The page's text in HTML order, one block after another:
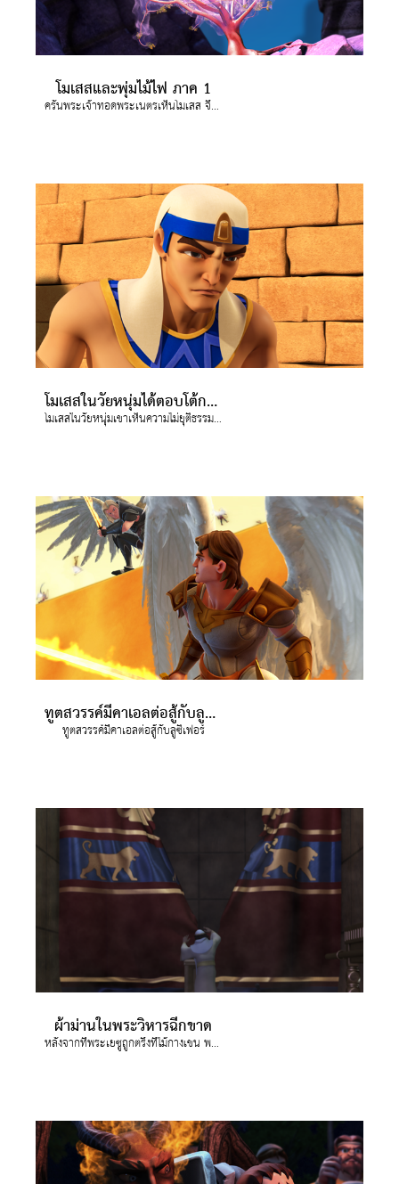
โมเสสและพุ่มไม้ไฟ ภาค 1
ครั้นพระเจ้าทอดพระเนตรเห็นโมเสส จึงตรัสออกมาจากพุ่มไม้นั้นว่า "โมเสส! โมเสส!" "ข้าพระองค์อยู่่ที่นี่!" โมเสสทูลตอบ พระองค์จึงตรัสว่า "อย่าเข้ามาใกล้ที่นี่" "ถอดรองเท้าของเจ้าออกเสีย เพราะว่าที่ซึ่งเจ้ายืนอยู่นี้เป็นที่ศักดิ์สิทธิ์"
โมเสสในวัยหนุ่มได้ตอบโต้กลับ
โมเสสในวัยหนุ่มเขาเห็นความไม่ยุติธรรมเกิดขึ้นกับชาวฮีบรู เขาเลยตอบโต้กลับโดยการทำร้ายทหารอียิปต์คนหนึ่ง
ทูตสวรรค์มีคาเอลต่อสู้กับลูซิเฟอร์
ทูตสวรรค์มีคาเอลต่อสู้กับลูซิเฟอร์
ผ้าม่านในพระวิหารฉีกขาด
หลังจากที่พระเยซูถูกตรึงที่ไม้กางเขน พระองค์ตะโกนออกมาอีกครั้งและทรงสิ้นพระชนม์ ในตอนนั้น ม่านในพระวิหารกรุงเยรูซาเล็มก็ขาดเป็นสองส่วนตั้งแต่บนจรดล่าง